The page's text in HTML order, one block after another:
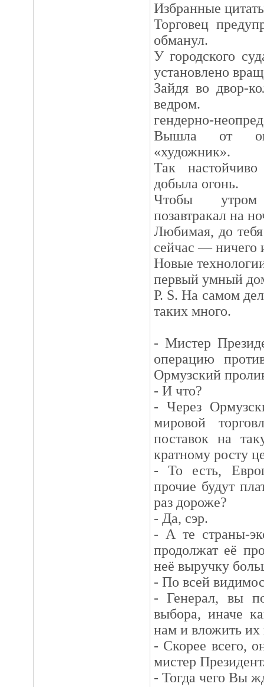
Избранные
Торговец
обманул.
У городского
установлено
Зайдя во двор-
ведром.
гендерно-
Вышла от
«художник».
Так
добыла огонь.
Чтобы утром
позавтракал на
Любимая, до
сейчас — ничего
Новые
первый умный
P. S. На самом
таких много.
- Мистер
операцию
Ормузский
- И что?
- Через
мировой
поставок на
кратному росту
- То есть,
прочие будут
раз дороже?
- Да, сэр.
- А те страны-
продолжат её
неё выручку
- По всей
- Генерал, вы
выбора, иначе
нам и вложить
- Скорее всего,
мистер
- Тогда чего Вы